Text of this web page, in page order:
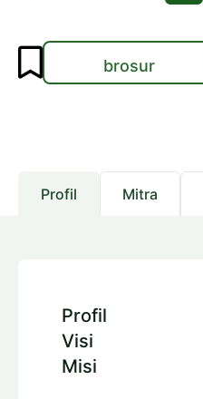
brosur
Profil Mitra
Profil
Visi
Misi